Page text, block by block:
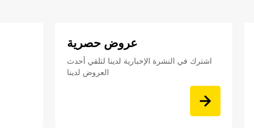
عروض حصرية
اشترك في النشرة الإخبارية لدينا لتلقي أحدث
العروض لدينا